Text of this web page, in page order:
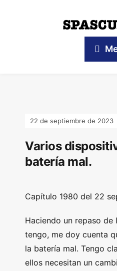
22 de septiembre de 2023
Varios
batería mal.
Capítulo 1980 del 22
Haciendo un repaso
tengo, me doy cuenta
la batería mal. Tengo
ellos necesitan un